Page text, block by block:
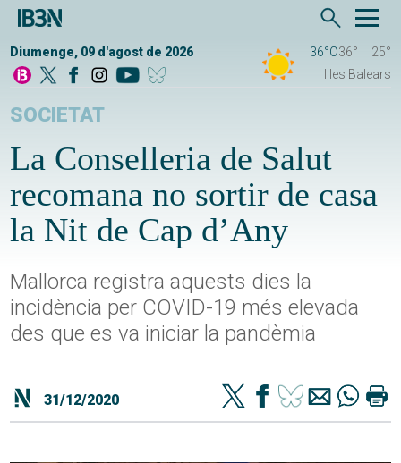
Diumenge, 09 d'agost de 2026 36°C36°
25°
Illes Balears
SOCIETAT
La Conselleria de Salut
recomana no sortir de casa
la Nit de Cap d’Any
Mallorca registra aquests dies la
incidència per COVID-19 més elevada
des que es va iniciar la pandèmia
31/12/2020